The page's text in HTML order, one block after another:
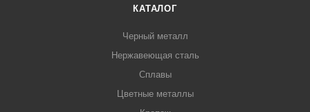
КАТАЛОГ
Черный металл
Нержавеющая сталь
Сплавы
Цветные металлы